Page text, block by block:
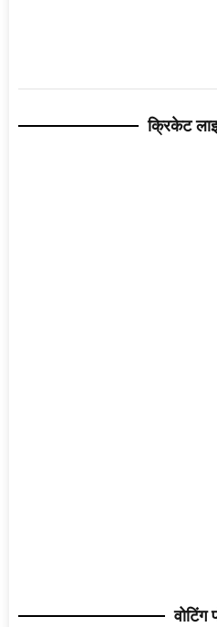
क्रिकेट
वोटिंग